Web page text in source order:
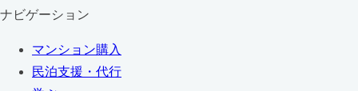
ナビゲーション
マンション購入
民泊支援・代行